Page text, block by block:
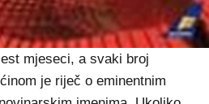
mjeseci, a svaki broj
je riječ o eminentnim